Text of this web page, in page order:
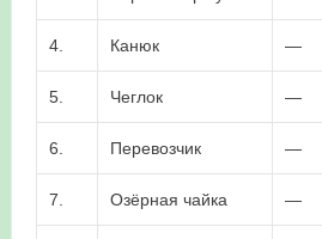
4. Канюк —
5. Чеглок —
6. Перевозчик —
7. Озёрная чайка —